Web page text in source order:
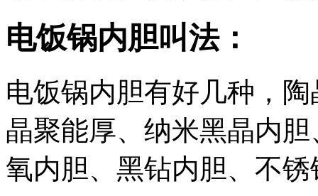
电饭锅内胆叫法：
电饭锅内胆有好几种，
晶聚能厚、纳米黑晶内
氧内胆、黑钻内胆、不